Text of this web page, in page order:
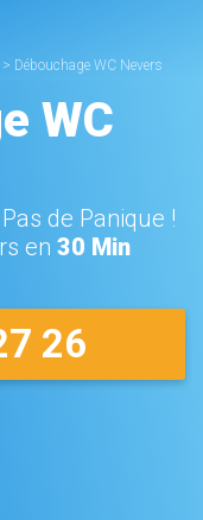
> Débouchage WC Nevers
WC
de Panique !
en 30 Min
26